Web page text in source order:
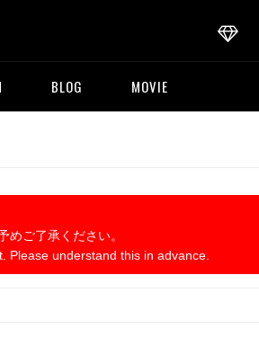
BLOG MOVIE
ご了承ください。
understand this in advance.